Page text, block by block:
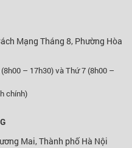
Mạng Tháng 8, Phường Hòa
– 17h30) và Thứ 7 (8h00 –
chính)
Mai, Thành phố Hà Nội